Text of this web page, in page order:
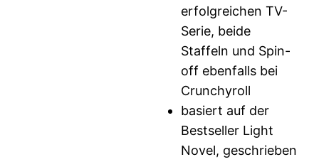
erfolgreichen TV-
Serie, beide
Staffeln und Spin-
off ebenfalls bei
Crunchyroll
basiert auf der
Bestseller Light
Novel, geschrieben